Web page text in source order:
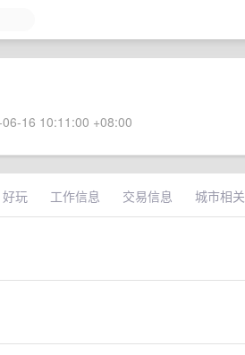
16 10:11:00 +08:00
好玩 工作信息 交易信息 城市相关